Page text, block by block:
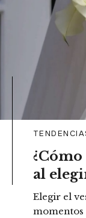
al
Elegir el
momentos